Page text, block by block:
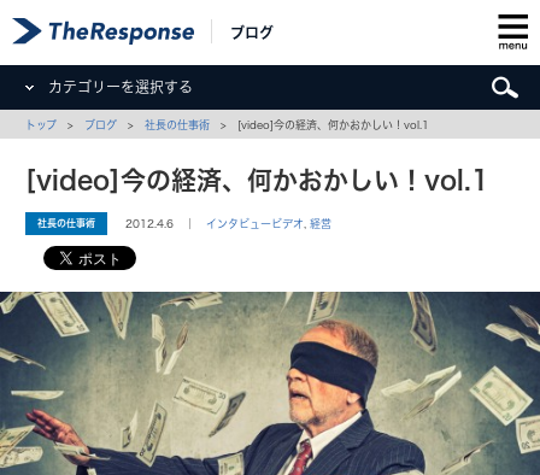
ブログ
カテゴリーを選択する
トップ > ブログ >社長の仕事術 > [video]今の経済、何かおかしい！vol.1
[video]今の経済、何かおかしい！vol.1
社長の仕事術 2012.4.6 ｜ インタビュービデオ ,経営